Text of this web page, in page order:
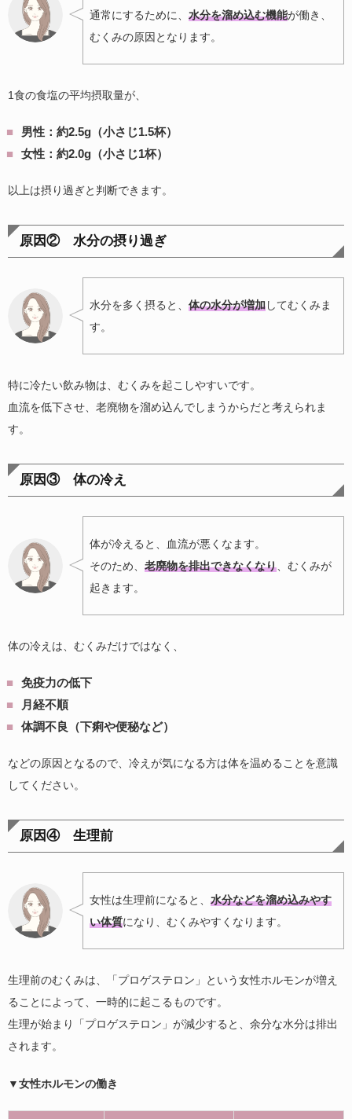
通常にするために、 水分を溜め込む機能が働き、
むくみの原因となります。
1食の食塩の平均摂取量が、
男性：約2.5g（小さじ1.5杯）
女性：約2.0g（小さじ1杯）
以上は摂り過ぎと判断できます。
原因② 水分の摂り過ぎ
水分を多く摂ると、 体の水分が増加してむくみま
す。
特に冷たい飲み物は、むくみを起こしやすいです。
血流を低下させ、老廃物を溜め込んでしまうからだと考えられま
す。
原因③ 体の冷え
体が冷えると、血流が悪くなます。
そのため、 老廃物を排出できなくなり 、むくみが
起きます。
体の冷えは、むくみだけではなく、
免疫力の低下
月経不順
体調不良（下痢や便秘など）
などの原因となるので、冷えが気になる方は体を温めることを意識
してください。
原因④ 生理前
女性は生理前になると、 水分などを溜め込みやす
い体質になり、むくみやすくなります。
生理前のむくみは、「プロゲステロン」という女性ホルモンが増え
ることによって、一時的に起こるものです。
生理が始まり「プロゲステロン」が減少すると、余分な水分は排出
されます。
▼女性ホルモンの働き